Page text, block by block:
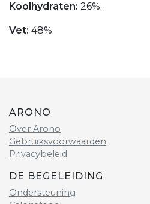
Koolhydraten: 26%.
Vet: 48%
ARONO
Over Arono
Gebruiksvoorwaarden
Privacybeleid
DE BEGELEIDING
Ondersteuning